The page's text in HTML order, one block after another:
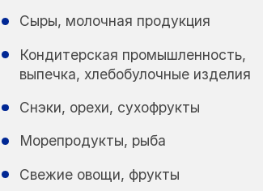
Сыры, молочная продукция
Кондитерская промышленность,
выпечка, хлебобулочные изделия
Снэки, орехи, сухофрукты
Морепродукты, рыба
Свежие овощи, фрукты